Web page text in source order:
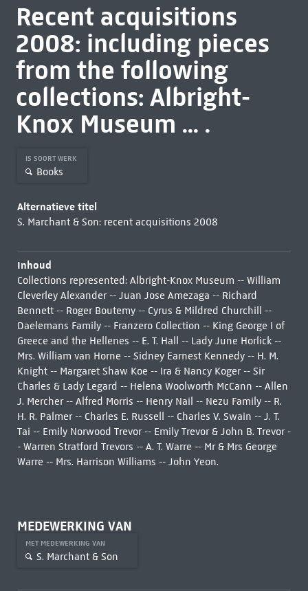
Recent acquisitions
2008: including pieces
from the following
collections: Albright-
Knox Museum ... .
IS SOORT WERK
Books
Alternatieve titel
S. Marchant & Son: recent acquisitions 2008
Inhoud
Collections represented: Albright-Knox Museum -- William
Cleverley Alexander -- Juan Jose Amezaga -- Richard
Bennett -- Roger Boutemy -- Cyrus & Mildred Churchill --
Daelemans Family -- Franzero Collection -- King George I of
Greece and the Hellenes -- E. T. Hall -- Lady June Horlick --
Mrs. William van Horne -- Sidney Earnest Kennedy -- H. M.
Knight -- Margaret Shaw Koe -- Ira & Nancy Koger -- Sir
Charles & Lady Legard -- Helena Woolworth McCann -- Allen
J. Mercher -- Alfred Morris -- Henry Nail -- Nezu Family -- R.
H. R. Palmer -- Charles E. Russell -- Charles V. Swain -- J. T.
Tai -- Emily Norwood Trevor -- Emily Trevor & John B. Trevor -
- Warren Stratford Trevors -- A. T. Warre -- Mr & Mrs George
Warre -- Mrs. Harrison Williams -- John Yeon.
MEDEWERKING VAN
MET MEDEWERKING VAN
S. Marchant & Son